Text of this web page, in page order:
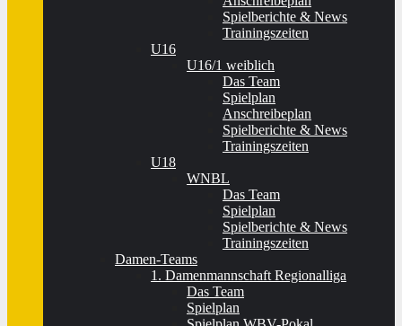
Spielberichte & News
Trainingszeiten
U16
U16/1 weiblich
Das Team
Spielplan
Anschreibeplan
Spielberichte & News
Trainingszeiten
U18
WNBL
Das Team
Spielplan
Spielberichte & News
Trainingszeiten
Damen-Teams
1. Damenmannschaft Regionalliga
Das Team
Spielplan